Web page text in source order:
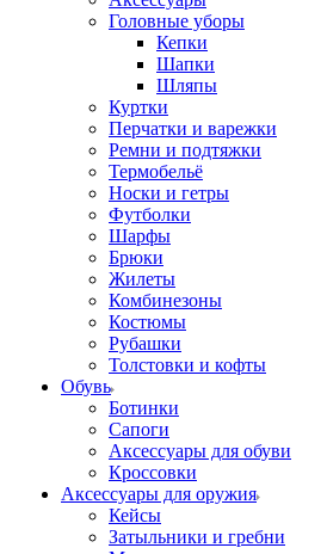
Головные уборы
Кепки
Шапки
Шляпы
Куртки
Перчатки и варежки
Ремни и подтяжки
Термобельё
Носки и гетры
Футболки
Шарфы
Брюки
Жилеты
Комбинезоны
Костюмы
Рубашки
Толстовки и кофты
Обувь
Ботинки
Сапоги
Аксессуары для обуви
Кроссовки
Аксессуары для оружия
Кейсы
Затыльники и гребни